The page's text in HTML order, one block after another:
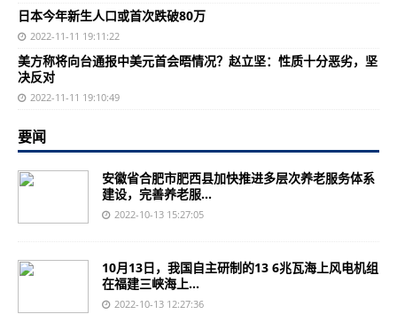
日本今年新生人口或首次跌破80万
2022-11-11 19:11:22
美方称将向台通报中美元首会晤情况？赵立坚：性质十分恶劣，坚
决反对
2022-11-11 19:10:49
要闻
安徽省合肥市肥西县加快推进多层次养老服务体系
建设，完善养老服...
2022-10-13 15:27:05
10月13日，我国自主研制的13 6兆瓦海上风电机组
在福建三峡海上...
2022-10-13 12:27:36